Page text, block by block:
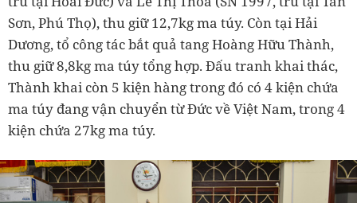
Sơn, Phú Thọ), thu giữ 12,7kg ma túy. Còn tại Hải
Dương, tổ công tác bắt quả tang Hoàng Hữu Thành,
thu giữ 8,8kg ma túy tổng hợp. Đấu tranh khai thác,
Thành khai còn 5 kiện hàng trong đó có 4 kiện chứa
ma túy đang vận chuyển từ Đức về Việt Nam, trong 4
kiện chứa 27kg ma túy.